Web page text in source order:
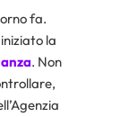
fa.
la
. Non